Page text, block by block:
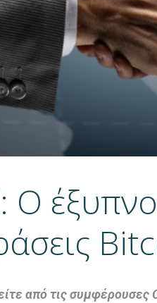
Ο
από τις συμφέρουσες